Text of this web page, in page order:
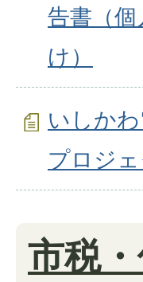
告書（個
け）
いしか
プロジェ
市税